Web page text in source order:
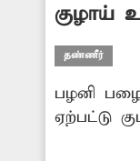
குழாய்
தண்ணீர்
பழனி
ஏற்பட்டு
குடிநீர்